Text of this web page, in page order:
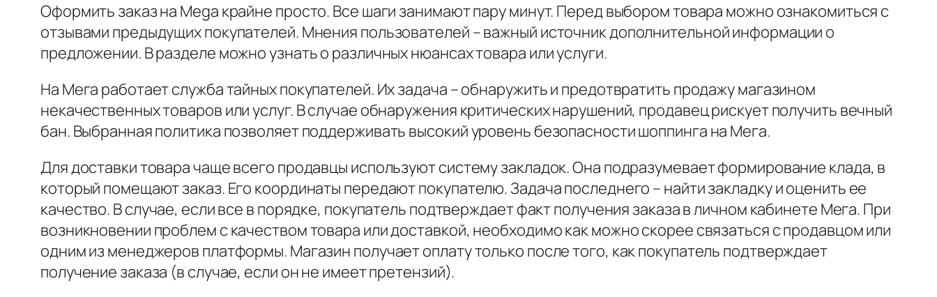
Оформить заказ на Mega крайне просто. Все шаги занимают пару минут. Перед выбором товара можно ознакомиться с
отзывами предыдущих покупателей. Мнения пользователей – важный источник дополнительной информации о
предложении. В разделе можно узнать о различных нюансах товара или услуги.
На Мега работает служба тайных покупателей. Их задача – обнаружить и предотвратить продажу магазином
некачественных товаров или услуг. В случае обнаружения критических нарушений, продавец рискует получить вечный
бан. Выбранная политика позволяет поддерживать высокий уровень безопасности шоппинга на Мега.
Для доставки товара чаще всего продавцы используют систему закладок. Она подразумевает формирование клада, в
который помещают заказ. Его координаты передают покупателю. Задача последнего – найти закладку и оценить ее
качество. В случае, если все в порядке, покупатель подтверждает факт получения заказа в личном кабинете Мега. При
возникновении проблем с качеством товара или доставкой, необходимо как можно скорее связаться с продавцом или
одним из менеджеров платформы. Магазин получает оплату только после того, как покупатель подтверждает
получение заказа (в случае, если он не имеет претензий).